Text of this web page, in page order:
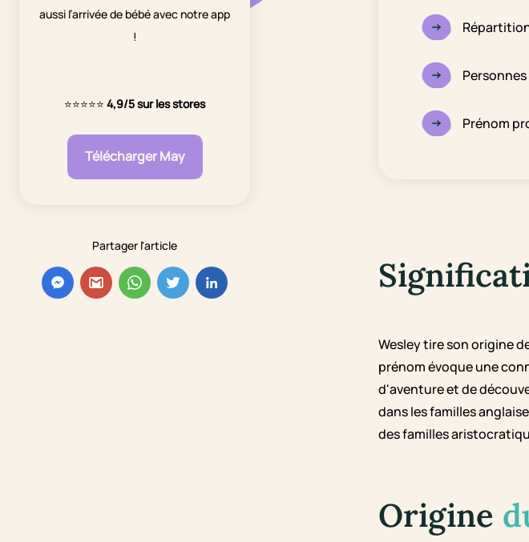
aussi l’arrivée de bébé avec notre app
!
⭐⭐⭐⭐⭐ 4,9/5 sur les stores
Télécharger May
Partager l'article
Prénom
Wesley tire son origine
prénom évoque une
d'aventure et de
dans les familles
des familles
Origine